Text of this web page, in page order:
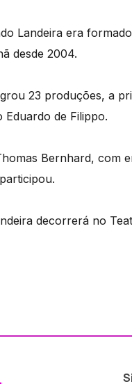
Landeira era
desde 2004.
23 produções, a
de Filippo.
Bernhard, com
decorrerá no